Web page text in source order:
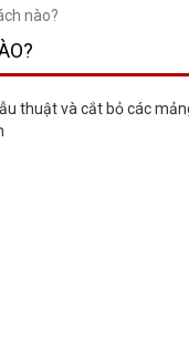
nào?
thuật và cắt bỏ các